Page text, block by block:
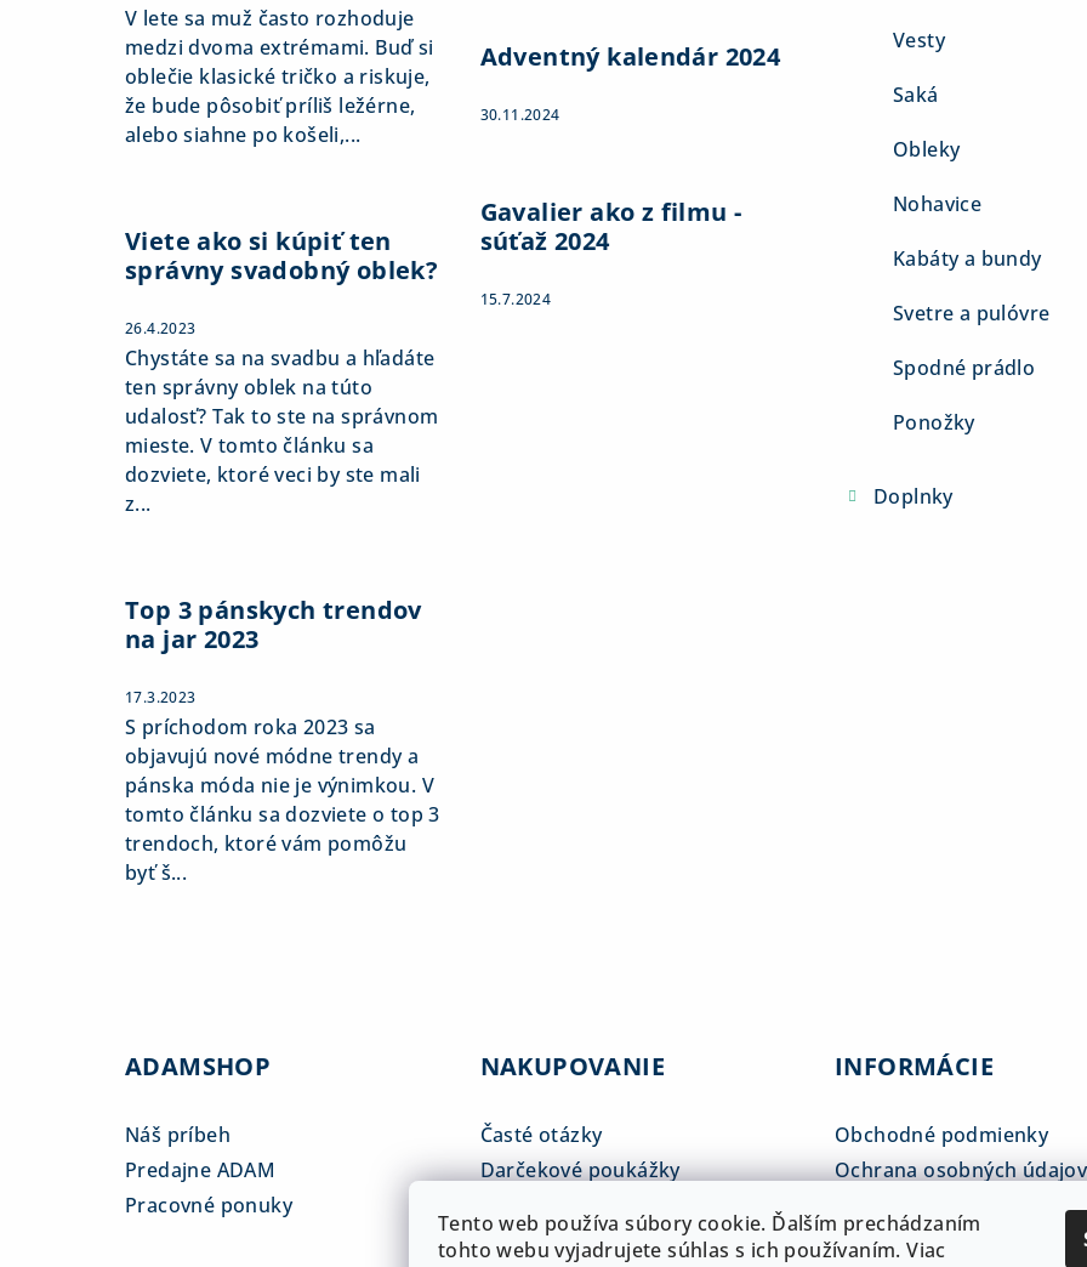
Tento web používa súbory cookie. Ďalším prechádzaním
tohto webu vyjadrujete súhlas s ich používaním. Viac
V lete sa muž často rozhoduje
medzi dvoma extrémami. Buď si
oblečie klasické tričko a riskuje,
že bude pôsobiť príliš ležérne,
alebo siahne po košeli,...
Viete ako si kúpiť ten
správny svadobný oblek?
26.4.2023
Chystáte sa na svadbu a hľadáte
ten správny oblek na túto
udalosť? Tak to ste na správnom
mieste. V tomto článku sa
dozviete, ktoré veci by ste mali
z...
Top 3 pánskych trendov
na jar 2023
17.3.2023
S príchodom roka 2023 sa
objavujú nové módne trendy a
pánska móda nie je výnimkou. V
tomto článku sa dozviete o top 3
trendoch, ktoré vám pomôžu
byť š...
Adventný kalendár 2024
30.11.2024
Gavalier ako z filmu -
súťaž 2024
15.7.2024
Vesty
Saká
Obleky
Nohavice
Kabáty a bundy
Svetre a pulóvre
Spodné prádlo
Ponožky
Doplnky
ADAMSHOP
Náš príbeh
Predajne ADAM
Pracovné ponuky
NAKUPOVANIE
Časté otázky
Darčekové poukážky
Platba a doprava
INFORMÁCIE
Obchodné podmienky
Ochrana osobných údajov
ADAM klub